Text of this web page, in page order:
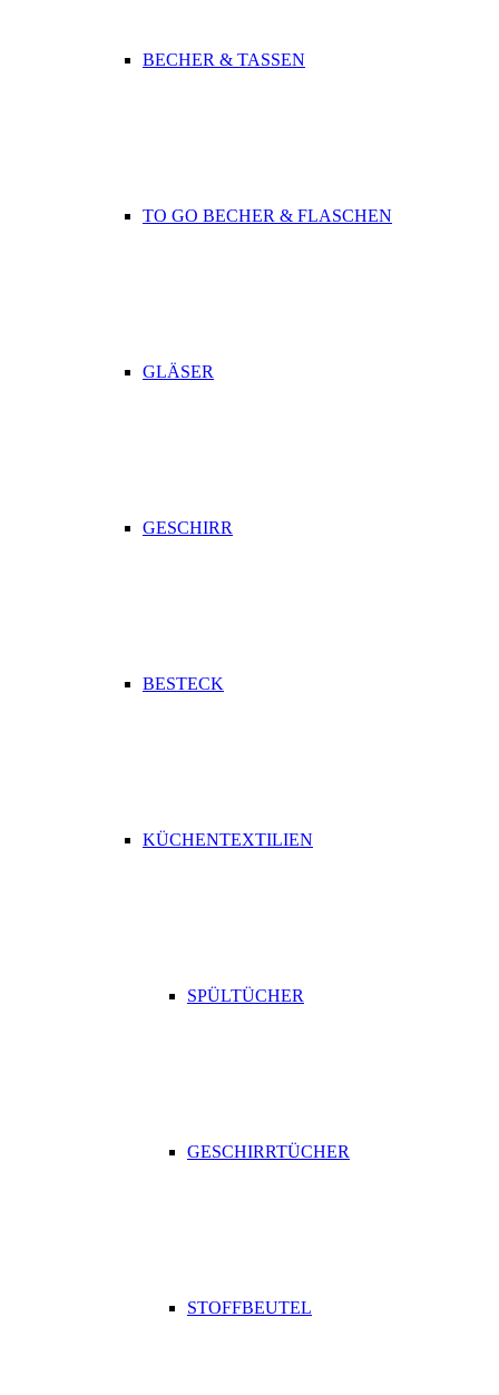
BECHER & TASSEN
TO GO BECHER & FLASCHEN
GLÄSER
GESCHIRR
BESTECK
KÜCHENTEXTILIEN
SPÜLTÜCHER
GESCHIRRTÜCHER
STOFFBEUTEL